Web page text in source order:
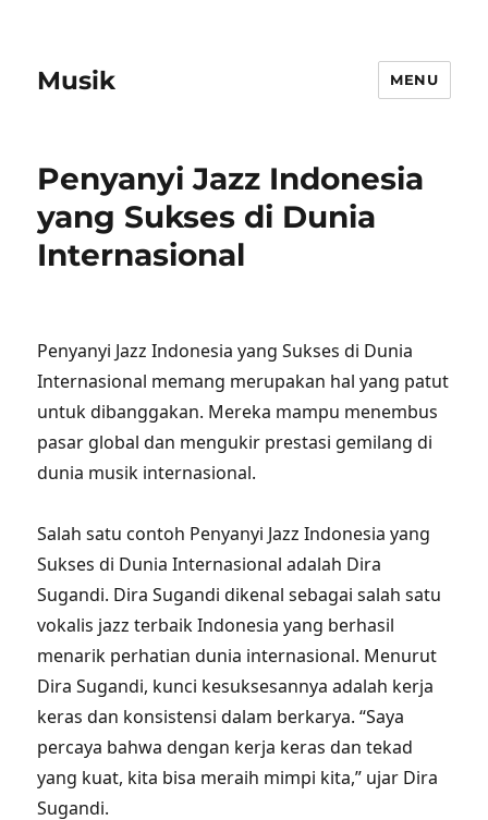
Musik MENU
Penyanyi Jazz Indonesia
yang Sukses di Dunia
Internasional
Penyanyi Jazz Indonesia yang Sukses di Dunia
Internasional memang merupakan hal yang patut
untuk dibanggakan. Mereka mampu menembus
pasar global dan mengukir prestasi gemilang di
dunia musik internasional.
Salah satu contoh Penyanyi Jazz Indonesia yang
Sukses di Dunia Internasional adalah Dira
Sugandi. Dira Sugandi dikenal sebagai salah satu
vokalis jazz terbaik Indonesia yang berhasil
menarik perhatian dunia internasional. Menurut
Dira Sugandi, kunci kesuksesannya adalah kerja
keras dan konsistensi dalam berkarya. “Saya
percaya bahwa dengan kerja keras dan tekad
yang kuat, kita bisa meraih mimpi kita,” ujar Dira
Sugandi.